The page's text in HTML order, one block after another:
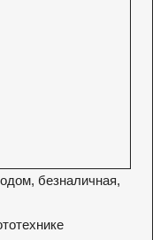
безналичная,